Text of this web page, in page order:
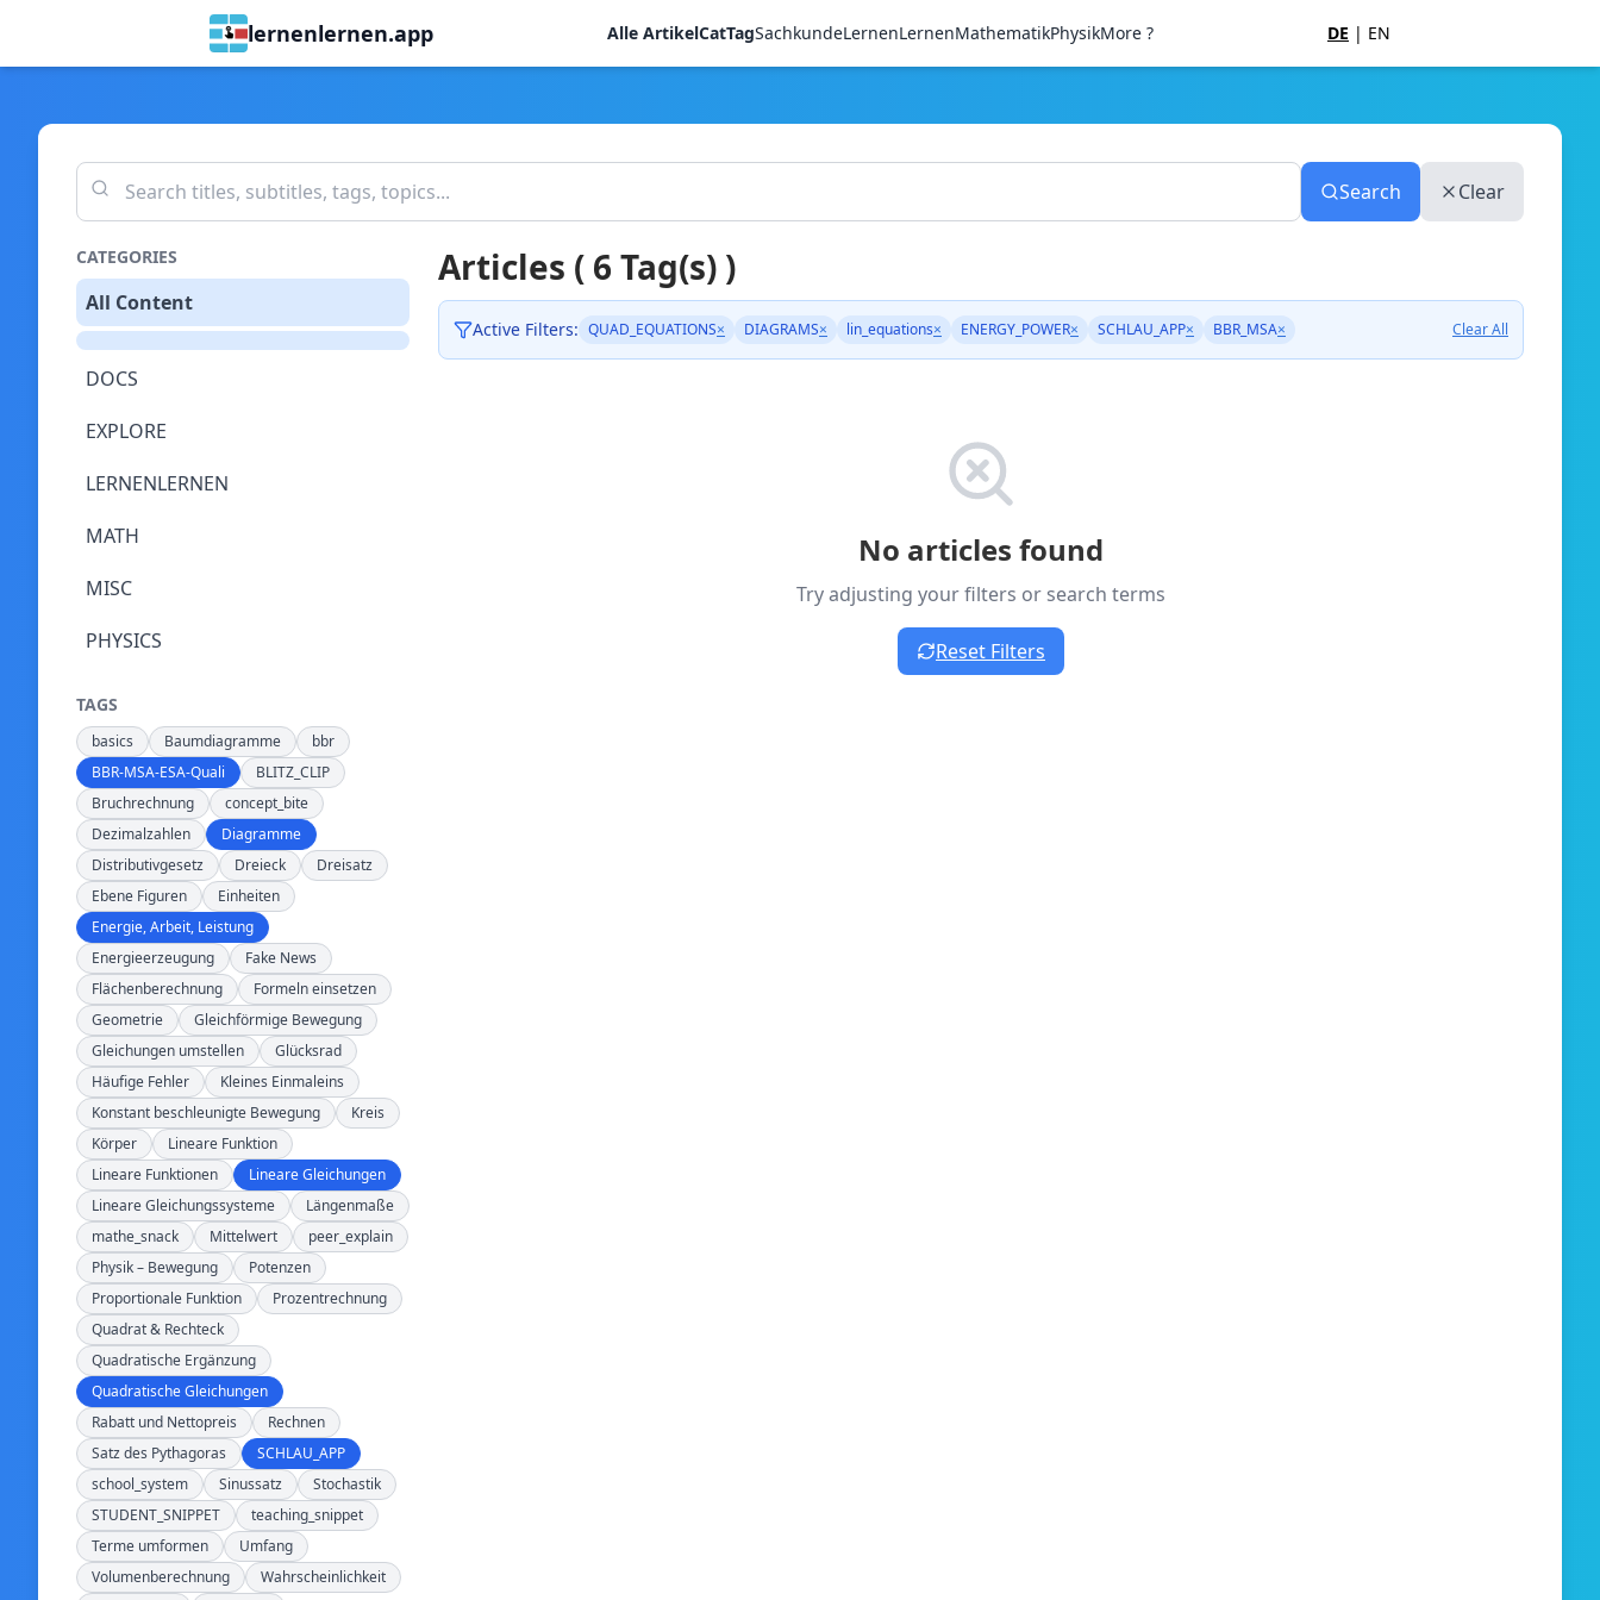
lernenlernen.app Alle ArtikelCatTagSachkundeLernenLernenMathematikPhysikMore ? DE | EN
Search Clear
CATEGORIES
All Content
DOCS
EXPLORE
LERNENLERNEN
MATH
MISC
PHYSICS
TAGS
basics Baumdiagramme
bbr
BBR-MSA-ESA-Quali
BLITZ_CLIP
Bruchrechnung
concept_bite
Dezimalzahlen
Diagramme
Distributivgesetz
Dreieck
Dreisatz
Ebene Figuren
Einheiten
Energie, Arbeit, Leistung
Energieerzeugung
Fake News
Flächenberechnung
Formeln einsetzen
Geometrie
Gleichförmige Bewegung
Gleichungen umstellen
Glücksrad
Häufige Fehler
Kleines Einmaleins
Konstant beschleunigte Bewegung
Kreis
Körper
Lineare Funktion
Lineare Funktionen
Lineare Gleichungen
Lineare Gleichungssysteme
Längenmaße
mathe_snack
Mittelwert
peer_explain
Physik – Bewegung
Potenzen
Proportionale Funktion
Prozentrechnung
Quadrat & Rechteck
Quadratische Ergänzung
Quadratische Gleichungen
Rabatt und Nettopreis
Rechnen
Satz des Pythagoras
SCHLAU_APP
school_system
Sinussatz
Stochastik
STUDENT_SNIPPET
teaching_snippet
Terme umformen
Umfang
Volumenberechnung
Wahrscheinlichkeit
Articles ( 6 Tag(s) )
Active Filters: QUAD_EQUATIONS× DIAGRAMS× lin_equations× ENERGY_POWER× SCHLAU_APP× BBR_MSA× Clear All
No articles found
Try adjusting your filters or search terms
Reset Filters